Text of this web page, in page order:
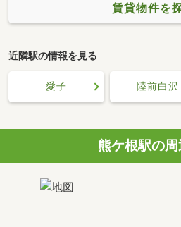
賃貸物件を
近隣駅の情報を見る
愛子 陸前白沢
熊ケ根駅の